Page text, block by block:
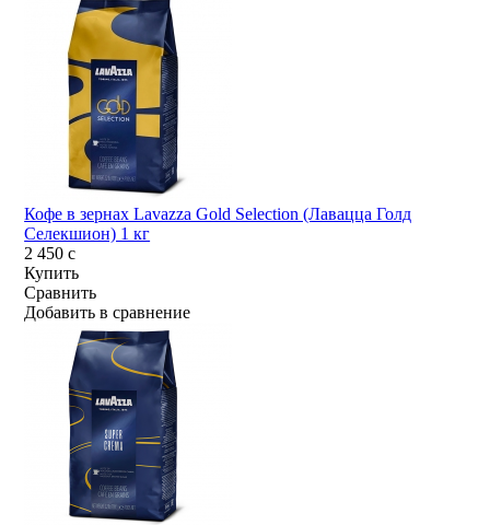
Кофе в зернах Lavazza Gold Selection (Лавацца Голд
Селекшион) 1 кг
2 450c
Купить
Сравнить
Добавить в сравнение